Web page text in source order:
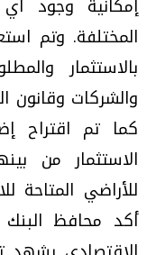
المختلفة. وتم
بالاستثمار
والشركات وقانون
كما تم اقتراح
الاستثمار من
للأراضي المتاحة
أكد محافظ